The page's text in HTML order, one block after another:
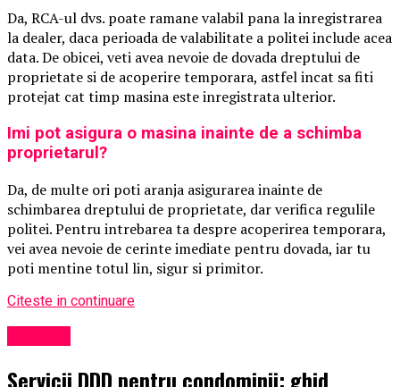
Da, RCA-ul dvs. poate ramane valabil pana la inregistrarea
la dealer, daca perioada de valabilitate a politei include acea
data. De obicei, veti avea nevoie de dovada dreptului de
proprietate si de acoperire temporara, astfel incat sa fiti
protejat cat timp masina este inregistrata ulterior.
Imi pot asigura o masina inainte de a schimba
proprietarul?
Da, de multe ori poti aranja asigurarea inainte de
schimbarea dreptului de proprietate, dar verifica regulile
politei. Pentru intrebarea ta despre acoperirea temporara,
vei avea nevoie de cerinte imediate pentru dovada, iar tu
poti mentine totul lin, sigur si primitor.
Citeste in continuare
Servicii DDD pentru condominii: ghid